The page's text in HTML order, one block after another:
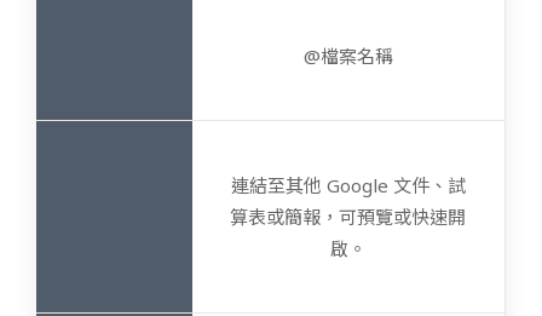
@檔案名稱
連結至其他 Google 文件、試
算表或簡報，可預覽或快速開
啟。